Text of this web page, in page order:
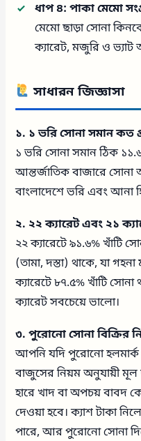
ধাপ ৪: পাকা মেমো
মেমো ছাড়া সোনা
ক্যারেট, মজুরি ও ভ্যাট
সাধারন জিজ্ঞাসা
১. ১ ভরি সোনা সমান কত
১ ভরি সোনা সমান ঠিক
আন্তর্জাতিক বাজারে সোনা
বাংলাদেশে ভরি এবং আনা
২. ২২ ক্যারেট এবং ২১
২২ ক্যারেটে ৯১.৬% খাঁটি
(তামা, দস্তা) থাকে, যা
ক্যারেটে ৮৭.৫% খাঁটি
ক্যারেট সবচেয়ে ভালো।
৩. পুরোনো সোনা বিক্রির
আপনি যদি পুরোনো হলমার্ক
বাজুসের নিয়ম অনুযায়ী মূল
হারে খাদ বা অপচয় বাবদ
দেওয়া হবে। ক্যাশ টাকা
পারে, আর পুরোনো সোনা